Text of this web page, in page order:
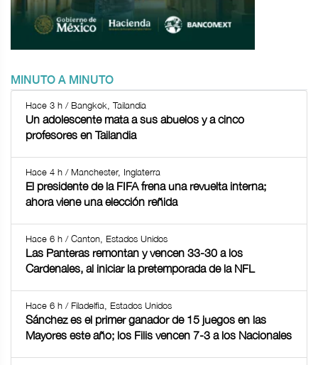
MINUTO A MINUTO
Hace 3 h / Bangkok, Tailandia
Un adolescente mata a sus abuelos y a cinco
profesores en Tailandia
Hace 4 h / Manchester, Inglaterra
El presidente de la FIFA frena una revuelta interna;
ahora viene una elección reñida
Hace 6 h / Canton, Estados Unidos
Las Panteras remontan y vencen 33-30 a los
Cardenales, al iniciar la pretemporada de la NFL
Hace 6 h / Filadelfia, Estados Unidos
Sánchez es el primer ganador de 15 juegos en las
Mayores este año; los Filis vencen 7-3 a los Nacionales